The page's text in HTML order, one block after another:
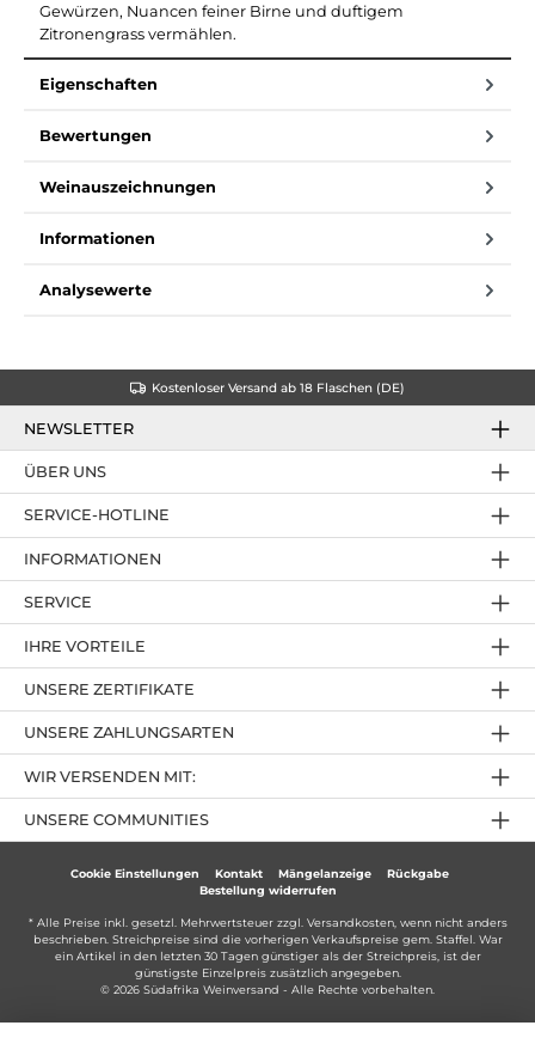
Gewürzen, Nuancen feiner Birne und duftigem
Zitronengrass vermählen.
Eigenschaften
Bewertungen
Weinauszeichnungen
Informationen
Analysewerte
Kostenloser Versand ab 18 Flaschen (DE)
NEWSLETTER
SERVICE-HOTLINE
IHRE VORTEILE
UNSERE ZAHLUNGSARTEN
ÜBER UNS
UNSERE ZERTIFIKATE
INFORMATIONEN
SERVICE
UNSERE COMMUNITIES
WIR VERSENDEN MIT:
Cookie Einstellungen Kontakt Mängelanzeige
Rückgabe
Bestellung widerrufen
* Alle Preise inkl. gesetzl. Mehrwertsteuer zzgl. Versandkosten, wenn nicht anders
beschrieben. Streichpreise sind die vorherigen Verkaufspreise gem. Staffel. War
ein Artikel in den letzten 30 Tagen günstiger als der Streichpreis, ist der
günstigste Einzelpreis zusätzlich angegeben.
© 2026 Südafrika Weinversand - Alle Rechte vorbehalten.